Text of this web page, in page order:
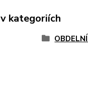
kategoriích